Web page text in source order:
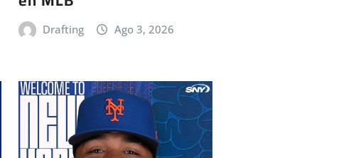
Drafting Ago 3, 2026